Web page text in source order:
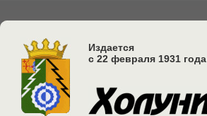
Издается
с 22 февраля 1931 года